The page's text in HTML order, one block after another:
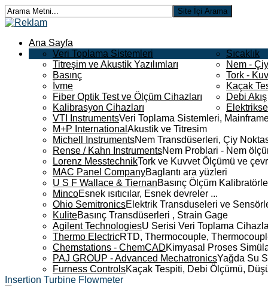
Ana Sayfa
Veri Toplama Sistemleri
Titreşim ve Akustik Yazılımları
Basınç
İvme
Fiber Optik Test ve Ölçüm Cihazları
Kalibrasyon Cihazları
Sıcaklık
Nem -
Tork -
Kaçak
Debi Akış
VTI InstrumentsVeri Toplama Sistemleri,
M+P International Akustik ve Titresim
Michell InstrumentsNem Transdüserleri, Çiy
Rense / Kahn InstrumentsNem Problari - Nem
Lorenz MesstechnikTork ve Kuvvet Ölçümü ve
MAC Panel CompanyBaglantı ara yüzleri
U S F Wallace & TiernanBasınç Ölçüm
MincoEsnek ısıtıcılar, Esnek devreler ...
Ohio SemitronicsElektrik Transduseleri ve
KuliteBasınç Transdüserleri , Strain Gage
Agilent TechnologiesU Serisi Veri Toplama
Thermo ElectricRTD, Thermocouple,
Chemstations - ChemCADKimyasal Proses
PAJ GROUP - Advanced MechatronicsYağda Su
Furness ControlsKaçak Tespiti, Debi Ölçümü,
Insertion Turbine Flowmeter